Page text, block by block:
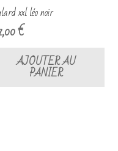
xxl léo noir
€
AJOUTER AU
PANIER